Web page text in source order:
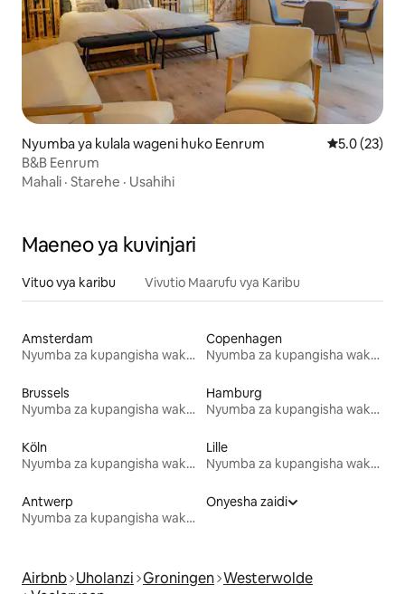
Nyumba ya kulala wageni huko Eenrum Ukadiriaji
5.0 (23)
B&B Eenrum
Mahali · Starehe · Usahihi
Maeneo ya kuvinjari
Vituo vya karibu Vivutio Maarufu vya Karibu
Amsterdam
Nyumba za kupangisha wakati wa likizo
Copenhagen
Nyumba za kupangisha wakati wa likizo
Brussels
Nyumba za kupangisha wakati wa likizo
Hamburg
Nyumba za kupangisha wakati wa likizo
Köln
Nyumba za kupangisha wakati wa likizo
Lille
Nyumba za kupangisha wakati wa likizo
Antwerp
Nyumba za kupangisha wakati wa likizo
Onyesha zaidi
Airbnb Uholanzi Groningen Westerwolde